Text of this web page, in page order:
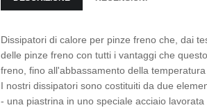
Dissipatori di calore per pinze freno che, dai
delle pinze freno con tutti i vantaggi che
freno, fino all'abbassamento della
I nostri dissipatori sono costituiti da due
- una piastrina in uno speciale acciaio